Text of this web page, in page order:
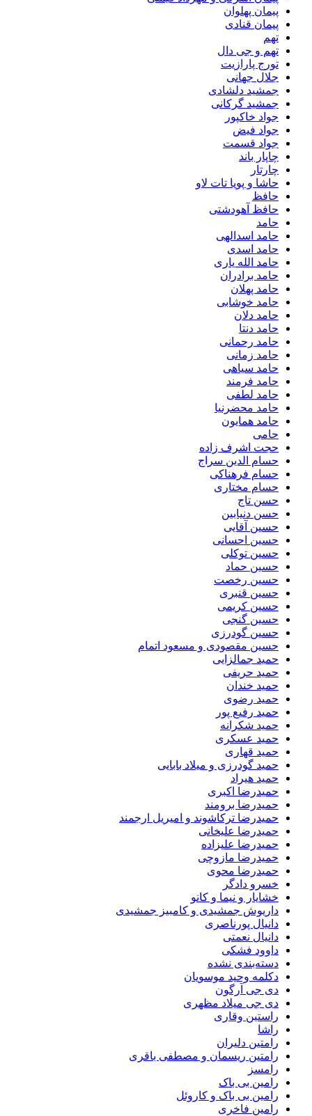
پیمان پهلوان
پیمان قنادی
تهم
تهم و جی دال
تورج پارازیت
جلال جهانی
جمشید دلشادی
جمشید گرکانی
جواد خاکپور
جواد فیض
جواد قسمت
چاپار باند
چارتار
حاشا و پویا تات لاو
حافظ
حافظ آهودشتی
حامد
حامد اسدالهی
حامد اسدی
حامد الله یاری
حامد برادران
حامد پهلان
حامد خوشابی
حامد دلان
حامد دنتا
حامد رحمانی
حامد زمانی
حامد سیاهی
حامد فرمند
حامد لطفی
حامد محضرنیا
حامد همایون
حامی
حجت اشرف زاده
حسام الدین سراج
حسام فرهناکی
حسام مختاری
حسن تاج
حسن دنیابین
حسین آقایی
حسین احسانی
حسین توکلی
حسین حماد
حسین رخصت
حسین قنبری
حسین کریمی
حسین گنجی
حسین گودرزی
حسین مقصودی و مسعود اتمام
حمید جمالزایی
حمید حریفی
حمید خندان
حمید رضوی
حمید رفیع پور
حمید شکرانه
حمید عسکری
حمید قهاری
حمید گودرزی و میلاد بابایی
حمید هیراد
حمیدرضا اکبری
حمیدرضا برومند
حمیدرضا ترکاشوند و امیریل ارجمند
حمیدرضا علیخانی
حمیدرضا علیزاده
حمیدرضا مازوچی
حمیدرضا محوی
خسرو دادگر
خشایار و نیما و کانو
داریوش جمشیدی و کامبیز جمشیدی
دانیال پورناصری
دانیال نعمتی
داوود فشکی
دسته‌بندی نشده
دکلمه وحید موسویان
دی جی آرگون
دی جی میلاد مظهری
راستین وقاری
راشا
رامتین دلیران
رامتین ریسمان و مصطفی باقری
رامسز
رامین بی باک
رامین بی باک و کاروئل
رامین فاخری